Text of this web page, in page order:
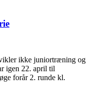
ikke juniortræning og
igen 22. april til
forår 2. runde kl.